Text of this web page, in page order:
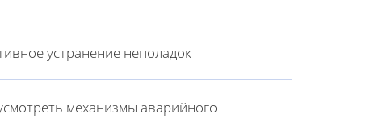
устранение неполадок
механизмы аварийного